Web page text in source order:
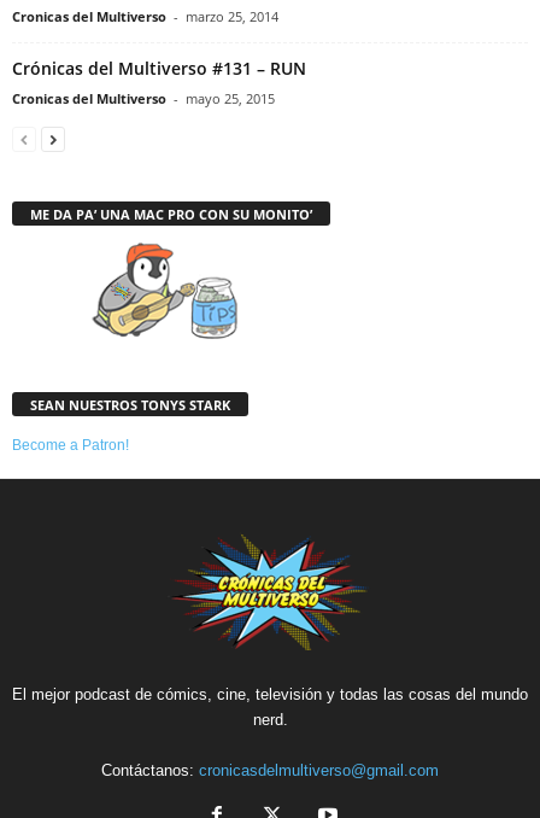
Cronicas del Multiverso - marzo 25, 2014
Crónicas del Multiverso #131 – RUN
Cronicas del Multiverso - mayo 25, 2015
ME DA PA’ UNA MAC PRO CON SU MONITO’
SEAN NUESTROS TONYS STARK
Become a Patron!
El mejor podcast de cómics, cine, televisión y todas las cosas del mundo
nerd.
Contáctanos: cronicasdelmultiverso@gmail.com